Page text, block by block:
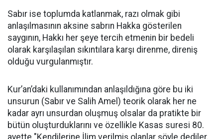
Sabır ise toplumda katlanmak, razı olmak gibi
anlaşılmasının aksine sabrın Hakka gösterilen
saygının, Hakkı her şeye tercih etmenin bir bedeli
olarak karşılaşılan sıkıntılara karşı direnme, direniş
olduğu vurgulanmıştır.
Kur’an’daki kullanımından anlaşıldığına göre bu iki
unsurun (Sabır ve Salih Amel) teorik olarak her ne
kadar ayrı unsurdan oluşmuş olsalar da pratikte bir
bütün oluşturduklarını ve özellikle Kasas suresi 80.
ayette "Kendilerine İlim verilmiş olanlar şöyle dediler.